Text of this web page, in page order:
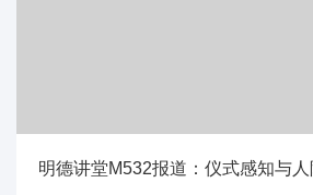
明德讲堂M532报道：仪式感知与